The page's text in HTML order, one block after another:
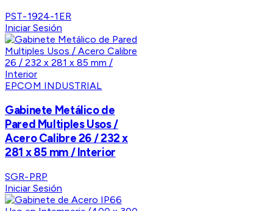
PST-1924-1ER
Iniciar Sesión
EPCOM INDUSTRIAL
Gabinete Metálico de
Pared Multiples Usos /
Acero Calibre 26 / 232 x
281 x 85 mm / Interior
SGR-PRP
Iniciar Sesión